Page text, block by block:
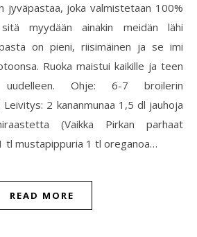
jyväpastaa, joka valmistetaan 100%
myydään ainakin meidän lähi
on pieni, riisimäinen ja se imi
Ruoka maistui kaikille ja teen
uudelleen. Ohje: 6-7 broilerin
2 kananmunaa 1,5 dl jauhoja
(Vaikka Pirkan parhaat
tl mustapippuria 1 tl oreganoa…
READ MORE